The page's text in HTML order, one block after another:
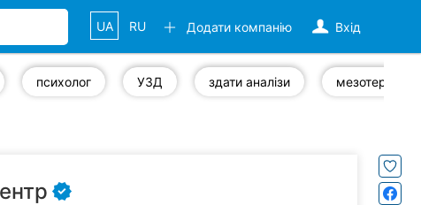
Вхід
Додати компанію
UA RU
психолог УЗД здати аналізи мезотерапія